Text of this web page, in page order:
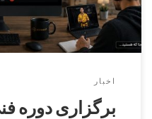
اخبار
برگزاری دوره